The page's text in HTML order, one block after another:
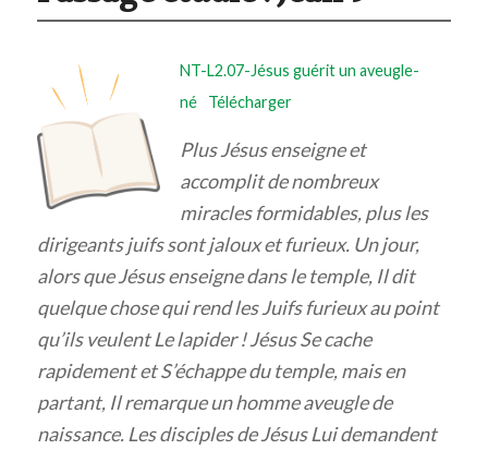
NT-L2.07-Jésus guérit un aveugle-
né
Télécharger
Plus Jésus enseigne et
accomplit de nombreux
miracles formidables, plus les
dirigeants juifs sont jaloux et furieux. Un jour,
alors que Jésus enseigne dans le temple, Il dit
quelque chose qui rend les Juifs furieux au point
qu’ils veulent Le lapider ! Jésus Se cache
rapidement et S’échappe du temple, mais en
partant, Il remarque un homme aveugle de
naissance. Les disciples de Jésus Lui demandent